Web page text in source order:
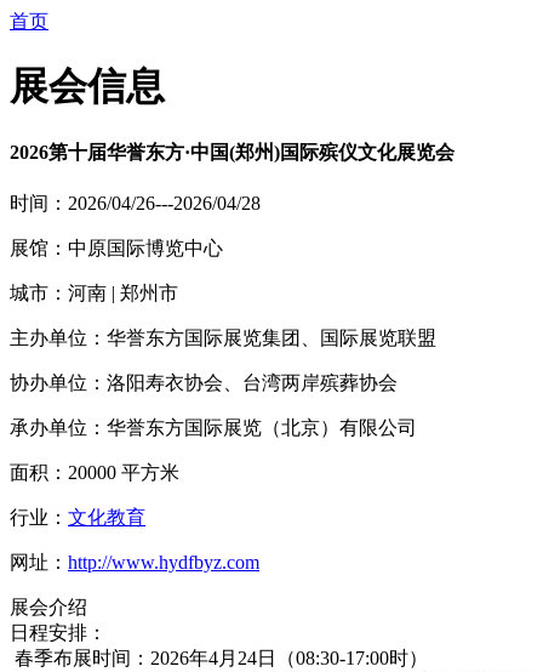
首页
展会信息
2026第十届华誉东方·中国(郑州)国际殡仪文化展览会
时间：2026/04/26---2026/04/28
展馆：中原国际博览中心
城市：河南 | 郑州市
主办单位：华誉东方国际展览集团、国际展览联盟
协办单位：洛阳寿衣协会、台湾两岸殡葬协会
承办单位：华誉东方国际展览（北京）有限公司
面积：20000 平方米
行业： 文化教育
网址： http://www.hydfbyz.com
展会介绍
日程安排：
春季布展时间：2026年4月24日（08:30-17:00时）